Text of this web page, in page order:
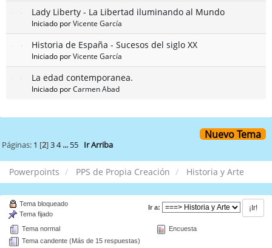
Lady Liberty - La Libertad iluminando al Mundo
Iniciado porVicente García
Historia de España - Sucesos del siglo XX
Iniciado porVicente García
La edad contemporanea.
Iniciado porCarmen Abad
Nuevo Tema
Páginas: 1 [2]3 4 ... 55 Ir Arriba
Powerpoints PPS de Propia Creación Historia y Arte
Ir a:
Tema normal
Tema candente (Más de 15 respuestas)
Tema bloqueado
Tema fijado
Encuesta